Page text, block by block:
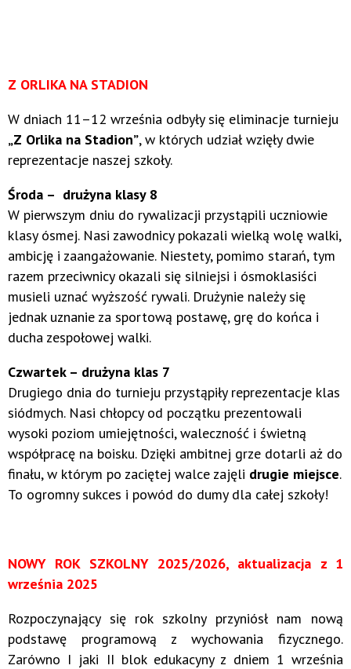
Z ORLIKA NA STADION
W dniach 11–12 września odbyły się eliminacje turnieju
„Z Orlika na Stadion”, w których udział wzięły dwie
reprezentacje naszej szkoły.
Środa – drużyna klasy 8
W pierwszym dniu do rywalizacji przystąpili uczniowie
klasy ósmej. Nasi zawodnicy pokazali wielką wolę walki,
ambicję i zaangażowanie. Niestety, pomimo starań, tym
razem przeciwnicy okazali się silniejsi i ósmoklasiści
musieli uznać wyższość rywali. Drużynie należy się
jednak uznanie za sportową postawę, grę do końca i
ducha zespołowej walki.
Czwartek – drużyna klas 7
Drugiego dnia do turnieju przystąpiły reprezentacje klas
siódmych. Nasi chłopcy od początku prezentowali
wysoki poziom umiejętności, waleczność i świetną
współpracę na boisku. Dzięki ambitnej grze dotarli aż do
finału, w którym po zaciętej walce zajęli drugie miejsce.
To ogromny sukces i powód do dumy dla całej szkoły!
NOWY ROK SZKOLNY 2025/2026, aktualizacja z 1
września 2025
Rozpoczynający się rok szkolny przyniósł nam nową
podstawę programową z wychowania fizycznego.
Zarówno I jaki II blok edukacyny z dniem 1 września